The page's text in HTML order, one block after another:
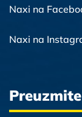
Naxi na
Naxi na